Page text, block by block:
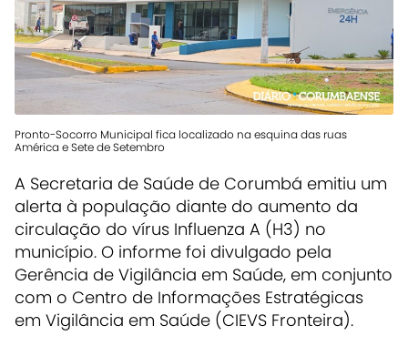
Pronto-Socorro Municipal fica localizado na esquina das ruas
América e Sete de Setembro
A Secretaria de Saúde de Corumbá emitiu um
alerta à população diante do aumento da
circulação do vírus Influenza A (H3) no
município. O informe foi divulgado pela
Gerência de Vigilância em Saúde, em conjunto
com o Centro de Informações Estratégicas
em Vigilância em Saúde (CIEVS Fronteira).